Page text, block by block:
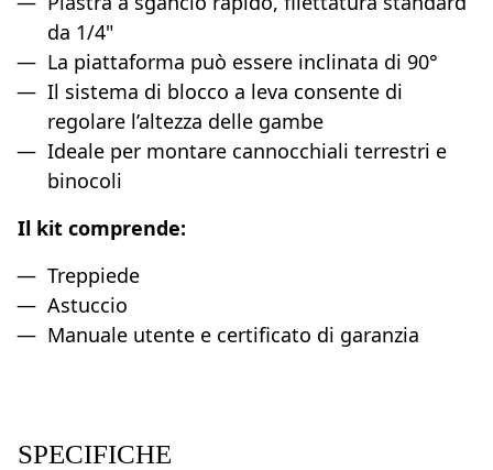
da 1/4"
La piattaforma può essere inclinata di 90°
Il sistema di blocco a leva consente di
regolare l’altezza delle gambe
Ideale per montare cannocchiali terrestri e
binocoli
Il kit comprende:
Treppiede
Astuccio
Manuale utente e certificato di garanzia
SPECIFICHE